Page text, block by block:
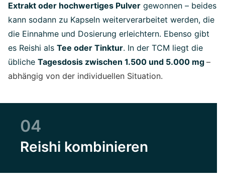
Extrakt oder hochwertiges Pulver gewonnen – beides
kann sodann zu Kapseln weiterverarbeitet werden, die
die Einnahme und Dosierung erleichtern. Ebenso gibt
es Reishi als Tee oder Tinktur. In der TCM liegt die
übliche Tagesdosis zwischen 1.500 und 5.000 mg –
abhängig von der individuellen Situation.
04
Reishi kombinieren